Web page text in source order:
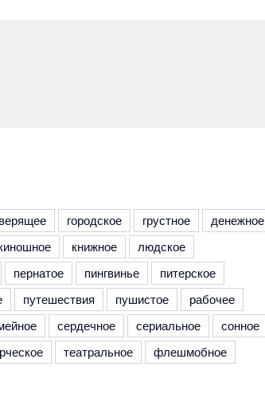
верящее городское грустное
денежное
книжное
людское
пернатое пингвинье
питерское
путешествия пушистое
рабочее
сердечное сериальное
сонное
театральное
флешмобное